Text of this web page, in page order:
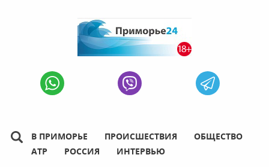
В ПРИМОРЬЕ ПРОИСШЕСТВИЯ
ОБЩЕСТВО
АТР
РОССИЯ ИНТЕРВЬЮ